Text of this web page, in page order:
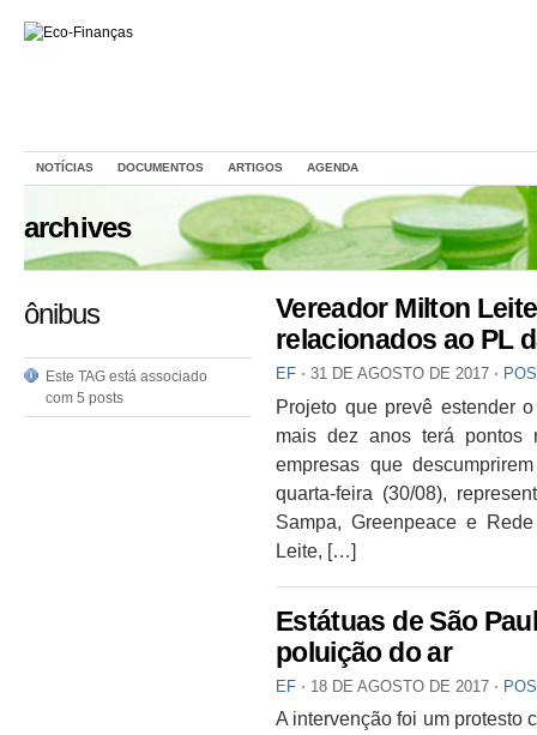
NOTÍCIAS DOCUMENTOS ARTIGOS AGENDA
archives
ônibus
Este TAG está associado
com 5 posts
Vereador Milton
relacionados ao PL
EF ⋅ 31 DE AGOSTO DE 2017 ⋅
Projeto que prevê estender
mais dez anos terá pontos
empresas que
quarta-feira (30/08),
Sampa, Greenpeace e
Leite, […]
Estátuas de São
poluição do ar
EF ⋅ 18 DE AGOSTO DE 2017 ⋅
A intervenção foi um protesto